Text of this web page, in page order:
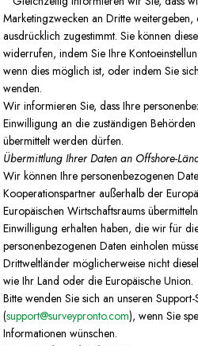
Marketingzwecken an Dritte weitergeben,
ausdrücklich zugestimmt. Sie können
widerrufen, indem Sie Ihre
wenn dies möglich ist, oder indem Sie
wenden.
Wir informieren Sie, dass Ihre
Einwilligung an die zuständigen
übermittelt werden dürfen.
Übermittlung Ihrer Daten an Offshore-
Wir können Ihre personenbezogenen
Kooperationspartner außerhalb der
Europäischen Wirtschaftsraums
Einwilligung erhalten haben, die wir für
personenbezogenen Daten einholen
Drittweltländer möglicherweise nicht
wie Ihr Land oder die Europäische Union.
Bitte wenden Sie sich an unseren
(support@surveypronto.com), wenn Sie
Informationen wünschen.